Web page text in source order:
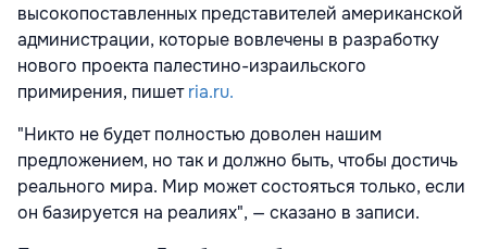
высокопоставленных представителей американской
администрации, которые вовлечены в разработку
нового проекта палестино-израильского
примирения, пишетria.ru.
"Никто не будет полностью доволен нашим
предложением, но так и должно быть, чтобы достичь
реального мира. Мир может состояться только, если
он базируется на реалиях", — сказано в записи.